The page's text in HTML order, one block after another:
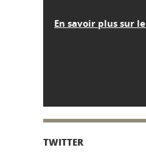
En savoir plus sur
TWITTER